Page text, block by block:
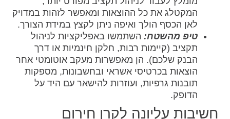
המקטלג את כל ההוצאות ומאפשר לזהות במדויק
לאן הכסף הולך ואיפה ניתן לקצץ במידת הצורך.
טיפ מהשטח:השתמשו באפליקציות לניהול
תקציב (קיימות רבות, חלקן חינמיות או דרך
הבנק שלכם). הן מאפשרות מעקב אוטומטי אחר
הוצאות בכרטיסי אשראי ובחשבונות, מספקות
תובנות גרפיות, ועוזרות להישאר עם היד על
הדופק.
חשיבות עליונה לקרן חירום